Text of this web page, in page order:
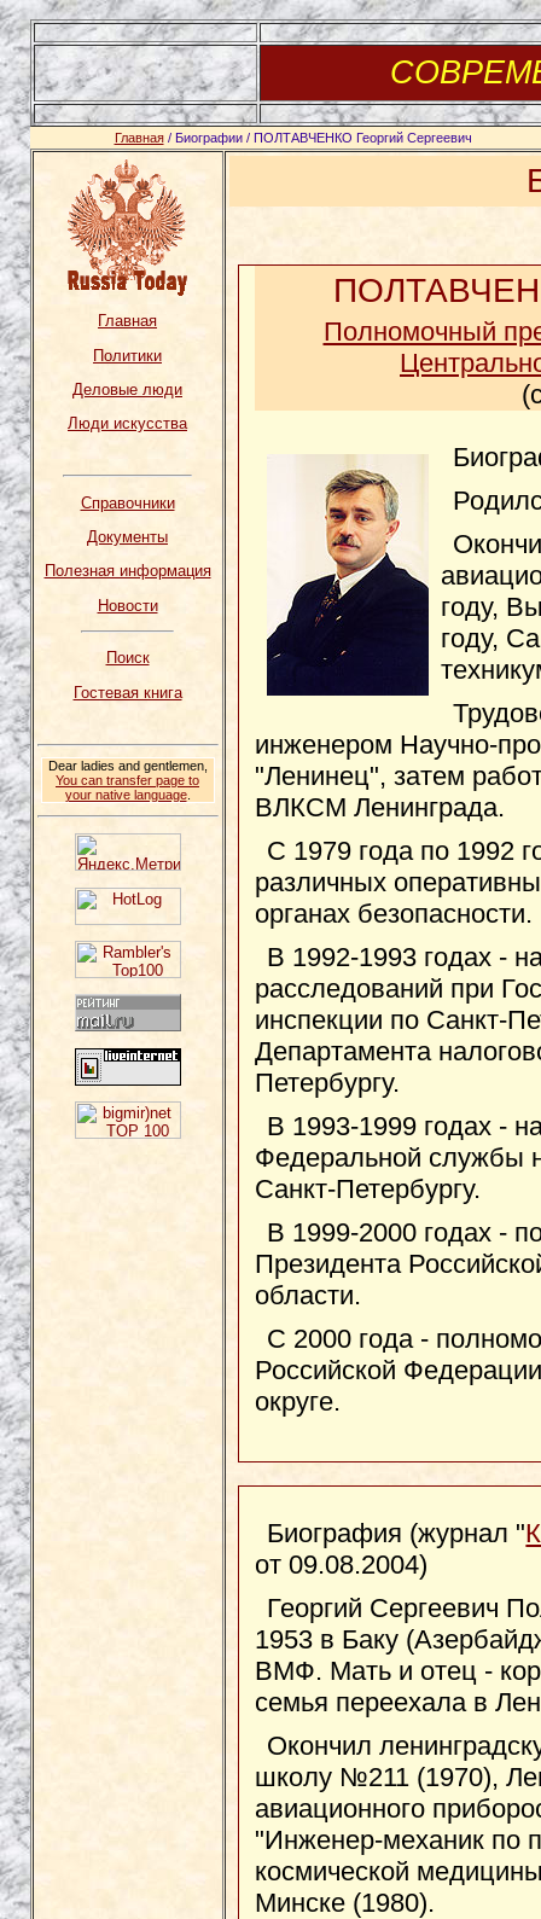
Главная/ Биографии / ПОЛТАВЧЕНКО Георгий Сергеевич
Главная
Политики
Деловые люди
Люди искусства
Справочники
Документы
Полезная информация
Новости
Поиск
Гостевая книга
Dear ladies and gentlemen,
You can transfer page to
your native language.
Полномочный
году,
году,
инженером Научно-
"Ленинец", затем
ВЛКСМ Ленинграда.
С 1979 года по 1992
различных
органах безопасности.
В 1992-1993 годах -
расследований при
инспекции по Санкт-
Департамента
Петербургу.
В 1993-1999 годах -
Федеральной службы
Санкт-Петербургу.
В 1999-2000 годах -
Президента
области.
С 2000 года -
Российской
округе.
Биография (журнал "
от 09.08.2004)
Георгий Сергеевич
1953 в Баку
ВМФ. Мать и отец -
семья переехала в
Окончил
школу №211 (1970),
авиационного
"Инженер-механик по
космической
Минске (1980).